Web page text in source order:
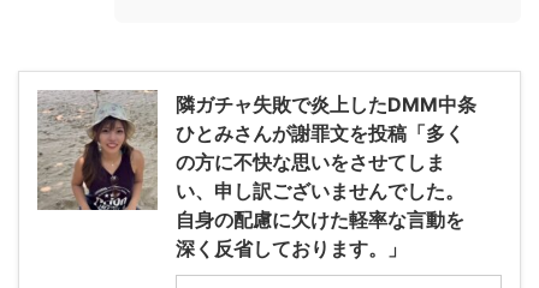
隣ガチャ失敗で炎上したDMM中条
ひとみさんが謝罪文を投稿「多く
の方に不快な思いをさせてしま
い、申し訳ございませんでした。
自身の配慮に欠けた軽率な言動を
深く反省しております。」